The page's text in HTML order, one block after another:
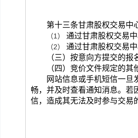
第十三条甘肃股权交易中
（1） 通过甘肃股权交易
（2） 通过甘肃股权交易
（三）按意向方提交的报
（四）竞价文件规定的其
网站信息或手机短信一旦
畅，并及时查看通知消息。若
信，造成其无法及时参与交易